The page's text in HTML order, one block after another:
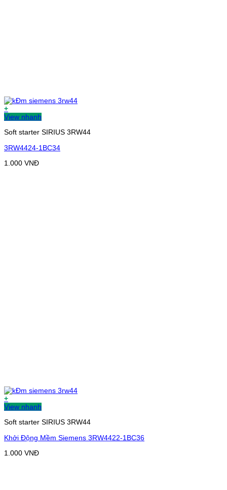
+
View nhanh
Soft starter SIRIUS 3RW44
3RW4424-1BC34
1.000 VNĐ
+
View nhanh
Soft starter SIRIUS 3RW44
Khởi Động Mềm Siemens 3RW4422-1BC36
1.000 VNĐ